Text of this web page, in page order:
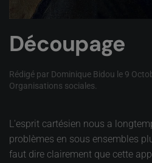
Découpage
Rédigé par Dominique Bidou le 9
Organisations sociales
L'esprit cartésien nous a
problèmes en sous ensembles
faut dire clairement que cette